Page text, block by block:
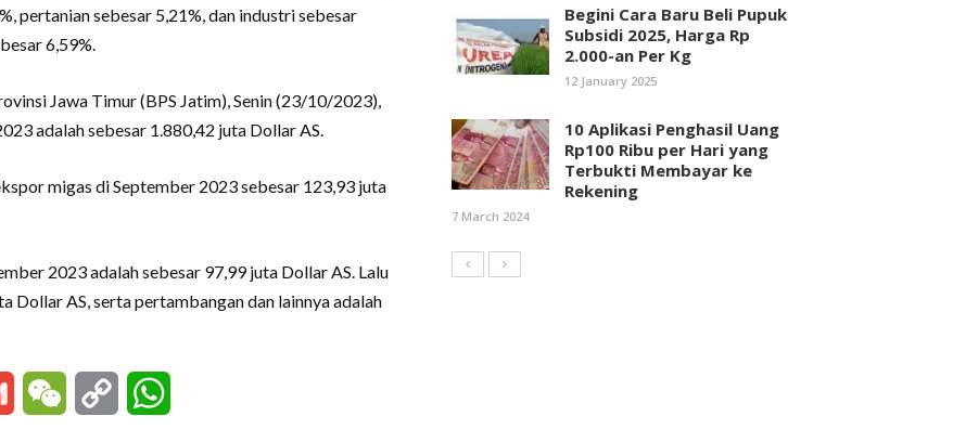
pertanian sebesar 5,21%, dan industri sebesar
6,59%.
Jawa Timur (BPS Jatim), Senin (23/10/2023),
adalah sebesar 1.880,42 juta Dollar AS.
migas di September 2023 sebesar 123,93 juta
2023 adalah sebesar 97,99 juta Dollar AS. Lalu
Dollar AS, serta pertambangan dan lainnya adalah
Gmail WeChat Copy
Begini Cara Baru Beli Pupuk
Subsidi 2025, Harga Rp
2.000-an Per Kg
12 January 2025
10 Aplikasi Penghasil Uang
Rp100 Ribu per Hari yang
Terbukti Membayar ke
Rekening
7 March 2024